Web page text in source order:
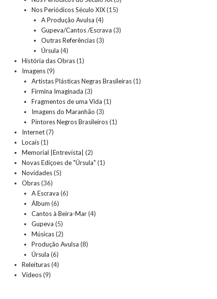
Nos Periódicos Século XIX(15)
A Produção Avulsa (4)
Gupeva/Cantos /Escrava (3)
Outras Referências(3)
Úrsula (4)
História das Obras(1)
Imagens(9)
Artistas Plásticas Negras Brasileiras(1)
Firmina Imaginada (3)
Fragmentos de uma Vida (1)
Imagens do Maranhão (3)
Pintores Negros Brasileiros(1)
Internet(7)
Locais(1)
Memorial |Entrevista| (2)
Novas Ediçoes de "Úrsula" (1)
Novidades(5)
Obras(36)
A Escrava (6)
Álbum (6)
Cantos à Beira-Mar(4)
Gupeva (5)
Músicas(2)
Produção Avulsa (8)
Úrsula (6)
Releituras(4)
Vídeos(9)